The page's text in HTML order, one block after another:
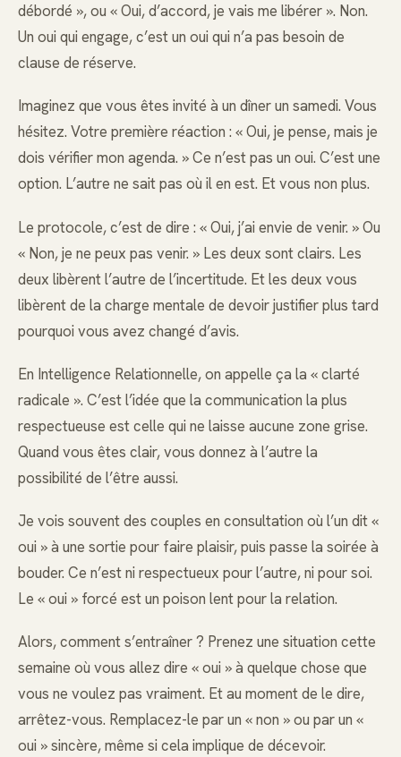
débordé », ou « Oui, d’accord, je vais me libérer ». Non.
Un oui qui engage, c’est un oui qui n’a pas besoin de
clause de réserve.
Imaginez que vous êtes invité à un dîner un samedi. Vous
hésitez. Votre première réaction : « Oui, je pense, mais je
dois vérifier mon agenda. » Ce n’est pas un oui. C’est une
option. L’autre ne sait pas où il en est. Et vous non plus.
Le protocole, c’est de dire : « Oui, j’ai envie de venir. » Ou
« Non, je ne peux pas venir. » Les deux sont clairs. Les
deux libèrent l’autre de l’incertitude. Et les deux vous
libèrent de la charge mentale de devoir justifier plus tard
pourquoi vous avez changé d’avis.
En Intelligence Relationnelle, on appelle ça la « clarté
radicale ». C’est l’idée que la communication la plus
respectueuse est celle qui ne laisse aucune zone grise.
Quand vous êtes clair, vous donnez à l’autre la
possibilité de l’être aussi.
Je vois souvent des couples en consultation où l’un dit «
oui » à une sortie pour faire plaisir, puis passe la soirée à
bouder. Ce n’est ni respectueux pour l’autre, ni pour soi.
Le « oui » forcé est un poison lent pour la relation.
Alors, comment s’entraîner ? Prenez une situation cette
semaine où vous allez dire « oui » à quelque chose que
vous ne voulez pas vraiment. Et au moment de le dire,
arrêtez-vous. Remplacez-le par un « non » ou par un «
oui » sincère, même si cela implique de décevoir.